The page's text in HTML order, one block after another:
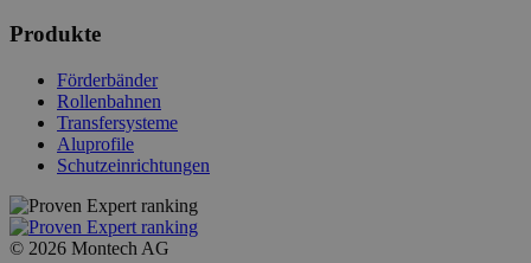
Produkte
Förderbänder
Rollenbahnen
Transfersysteme
Aluprofile
Schutzeinrichtungen
© 2026 Montech AG